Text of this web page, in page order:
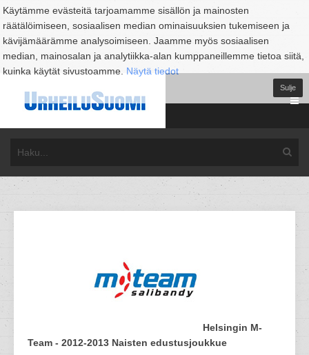
Käytämme evästeitä tarjoamamme sisällön ja mainosten
räätälöimiseen, sosiaalisen median ominaisuuksien tukemiseen ja
kävijämäärämme analysoimiseen. Jaamme myös sosiaalisen
median, mainosalan ja analytiikka-alan kumppaneillemme tietoa siitä,
kuinka käytät sivustoamme. Näytä tiedot
Sulje
Helsingin M-
Team - 2012-2013 Naisten edustusjoukkue